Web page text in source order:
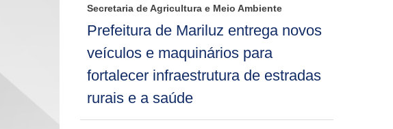
Secretaria de Agricultura e Meio Ambiente
Prefeitura de Mariluz entrega novos
veículos e maquinários para
fortalecer infraestrutura de estradas
rurais e a saúde